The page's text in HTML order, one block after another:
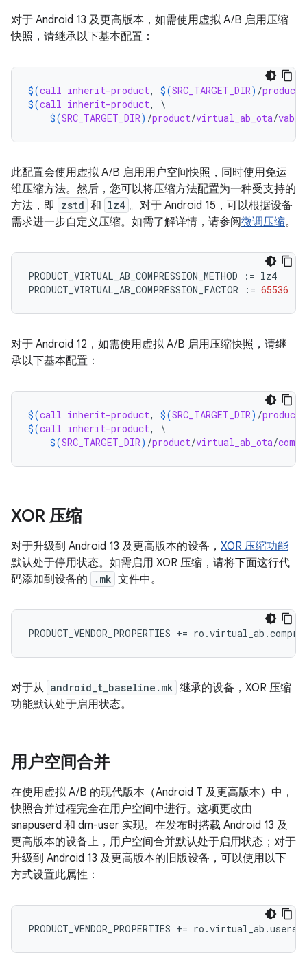
对于 Android 13 及更高版本，如需使用虚拟 A/B 启用压缩
快照，请继承以下基本配置：
$(call inherit-product, $(SRC_TARGET_DIR) /product
$(call inherit-product, \
$(SRC_TARGET_DIR) /product/virtual_ab_ota/
此配置会使用虚拟 A/B 启用用户空间快照，同时使用免运
维压缩方法。然后，您可以将压缩方法配置为一种受支持的
方法，即
zstd 和 lz4 。对于 Android 15，可以根据设备
需求进一步自定义压缩。如需了解详情，请参阅微调压缩。
PRODUCT_VIRTUAL_AB_COMPRESSION_METHOD := lz4
PRODUCT_VIRTUAL_AB_COMPRESSION_FACTOR
:= 65536
对于 Android 12，如需使用虚拟 A/B 启用压缩快照，请继
承以下基本配置：
$(call inherit-product, $(SRC_TARGET_DIR) /product
$(call inherit-product, \
$(SRC_TARGET_DIR) /product/virtual_ab_ota/
XOR 压缩
对于升级到 Android 13 及更高版本的设备， XOR 压缩功能
默认处于停用状态。如需启用 XOR 压缩，请将下面这行代
码添加到设备的
.mk 文件中。
PRODUCT_VENDOR_PROPERTIES += ro .virtual_ab .
对于从 android_t_baseline.mk 继承的设备，XOR 压缩
功能默认处于启用状态。
用户空间合并
在使用虚拟 A/B 的现代版本（Android T 及更高版本）中，
快照合并过程完全在用户空间中进行。这项更改由
snapuserd 和 dm-user 实现。在发布时搭载 Android 13 及
更高版本的设备上，用户空间合并默认处于启用状态；对于
升级到 Android 13 及更高版本的旧版设备，可以使用以下
方式设置此属性：
PRODUCT_VENDOR_PROPERTIES += ro .virtual_ab .